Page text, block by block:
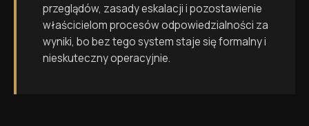
przeglądów, zasady eskalacji i pozostawienie
właścicielom procesów odpowiedzialności za
wyniki, bo bez tego system staje się formalny i
nieskuteczny operacyjnie.